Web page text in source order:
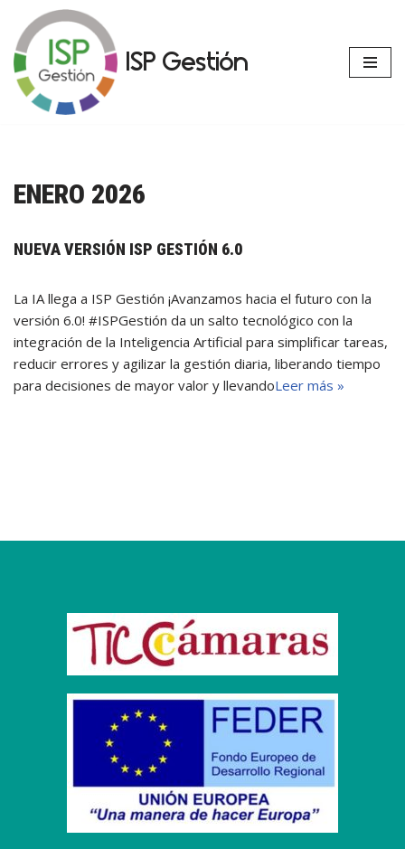
Saltar
al
contenido
ISP Gestión
ENERO 2026
NUEVA VERSIÓN ISP GESTIÓN 6.0
La IA llega a ISP Gestión ¡Avanzamos hacia el futuro con la
versión 6.0! #ISPGestión da un salto tecnológico con la
integración de la Inteligencia Artificial para simplificar tareas,
reducir errores y agilizar la gestión diaria, liberando tiempo
para decisiones de mayor valor y llevandoLeer más »